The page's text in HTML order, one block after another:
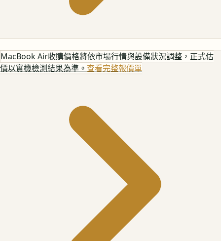
MacBook Air收購價格將依市場行情與設備狀況調整，正式估
價以實機檢測結果為準。 查看完整報價單